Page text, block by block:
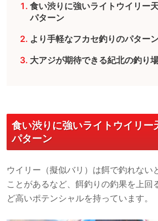
食い渋りに強いライトウイリー
パターン
より手軽なフカセ釣りのパター
大アジが期待できる紀北の釣り
食い渋りに強いライトウイリー
パターン
ウイリー（擬似バリ）は餌で釣れない
ことがあるなど、餌釣りの釣果を上回
ど高いポテンシャルを持っています。